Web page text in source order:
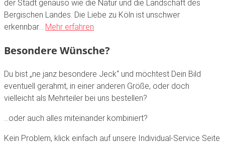
der Stadt genauso wie die Natur und die Landschaft des
Bergischen Landes. Die Liebe zu Köln ist unschwer
erkennbar… Mehr erfahren
Besondere Wünsche?
Du bist „ne janz besondere Jeck“ und möchtest Dein Bild
eventuell gerahmt, in einer anderen Größe, oder doch
vielleicht als Mehrteiler bei uns bestellen?
…oder auch alles miteinander kombiniert?
Kein Problem, klick einfach auf unsere Individual-Service Seite